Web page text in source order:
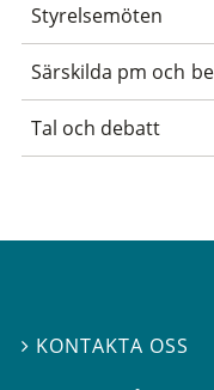
Styrelsemöten
Särskilda pm och
Tal och debatt
 KONTAKTA OSS